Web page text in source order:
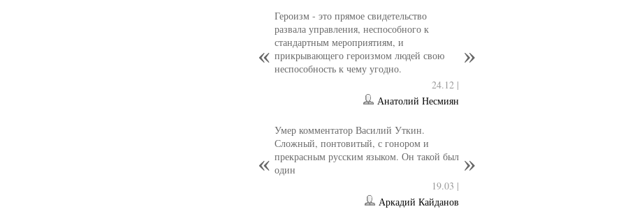
Героизм - это прямое свидетельство
развала управления, неспособного к
стандартным мероприятиям, и
прикрывающего героизмом людей свою
неспособность к чему угодно.
24.12 |
Анатолий Несмиян
Умер комментатор Василий Уткин.
Сложный, понтовитый, с гонором и
прекрасным русским языком. Он такой был
один
19.03 |
Аркадий Кайданов